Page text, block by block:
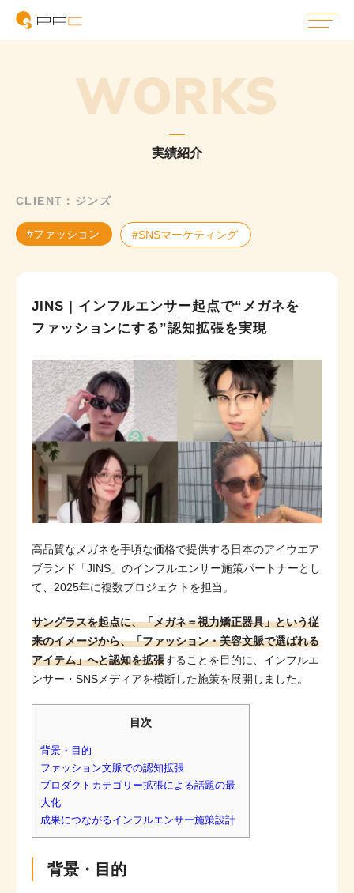
WORKS
実績紹介
CLIENT：ジンズ
#ファッション #SNSマーケティング
JINS | インフルエンサー起点で“メガネを
ファッションにする”認知拡張を実現
高品質なメガネを手頃な価格で提供する日本のアイウエア
ブランド「JINS」のインフルエンサー施策パートナーとし
て、2025年に複数プロジェクトを担当。
サングラスを起点に、「メガネ＝視力矯正器具」という従
来のイメージから、「ファッション・美容文脈で選ばれる
アイテム」へと認知を拡張することを目的に、インフルエ
ンサー・SNSメディアを横断した施策を展開しました。
目次
背景・目的
ファッション文脈での認知拡張
プロダクトカテゴリー拡張による話題の最
大化
成果につながるインフルエンサー施策設計
背景・目的